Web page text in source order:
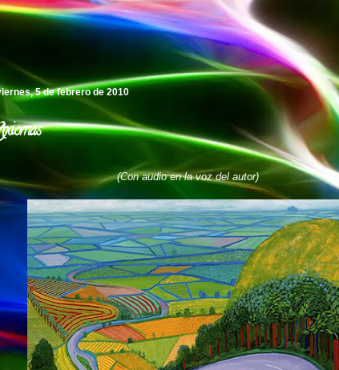
5 de febrero de 2010
(Con audio en la voz del autor)